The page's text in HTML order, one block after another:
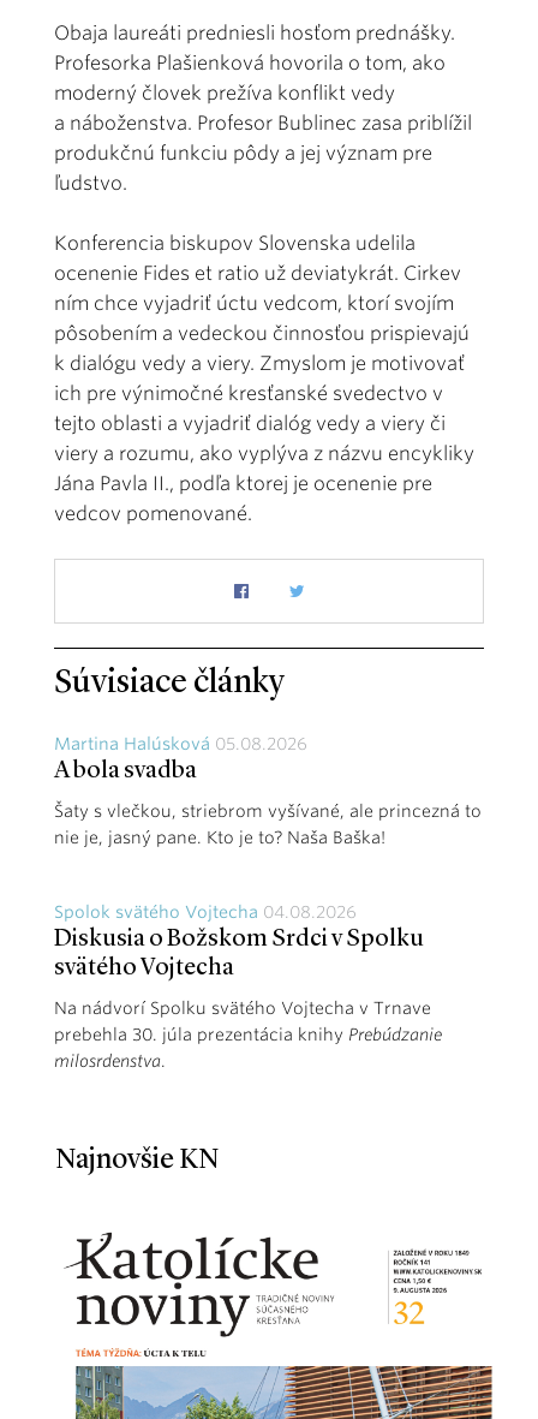
Obaja laureáti predniesli hosťom prednášky.
Profesorka Plašienková hovorila o tom, ako
moderný človek prežíva konflikt vedy
a náboženstva. Profesor Bublinec zasa priblížil
produkčnú funkciu pôdy a jej význam pre
ľudstvo.
Konferencia biskupov Slovenska udelila
ocenenie Fides et ratio už deviatykrát. Cirkev
ním chce vyjadriť úctu vedcom, ktorí svojím
pôsobením a vedeckou činnosťou prispievajú
k dialógu vedy a viery. Zmyslom je motivovať
ich pre výnimočné kresťanské svedectvo v
tejto oblasti a vyjadriť dialóg vedy a viery či
viery a rozumu, ako vyplýva z názvu encykliky
Jána Pavla II., podľa ktorej je ocenenie pre
vedcov pomenované.
Súvisiace články
Martina Halúsková 05.08.2026
A bola svadba
Šaty s vlečkou, striebrom vyšívané, ale princezná to
nie je, jasný pane. Kto je to? Naša Baška!
Spolok svätého Vojtecha 04.08.2026
Diskusia o Božskom Srdci v Spolku
svätého Vojtecha
Na nádvorí Spolku svätého Vojtecha v Trnave
prebehla 30. júla prezentácia knihy Prebúdzanie
milosrdenstva.
Najnovšie KN